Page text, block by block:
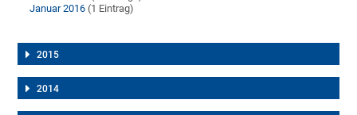
Januar 2016 (1 Eintrag)
2015
2014